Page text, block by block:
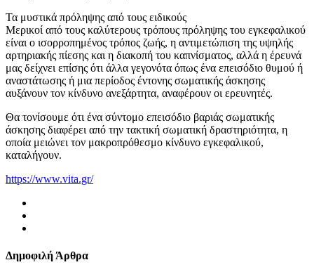
Τα μυστικά πρόληψης από τους ειδικούς
Μερικοί από τους καλύτερους τρόπους πρόληψης του εγκεφαλικού
είναι ο ισορροπημένος τρόπος ζωής, η αντιμετώπιση της υψηλής
αρτηριακής πίεσης και η διακοπή του καπνίσματος, αλλά η έρευνά
μας δείχνει επίσης ότι άλλα γεγονότα όπως ένα επεισόδιο θυμού ή
αναστάτωσης ή μια περίοδος έντονης σωματικής άσκησης
αυξάνουν τον κίνδυνο ανεξάρτητα, αναφέρουν οι ερευνητές.
Θα τονίσουμε ότι ένα σύντομο επεισόδιο βαριάς σωματικής
άσκησης διαφέρει από την τακτική σωματική δραστηριότητα, η
οποία μειώνει τον μακροπρόθεσμο κίνδυνο εγκεφαλικού,
καταλήγουν.
https://www.vita.gr/
Δημοφιλή Άρθρα